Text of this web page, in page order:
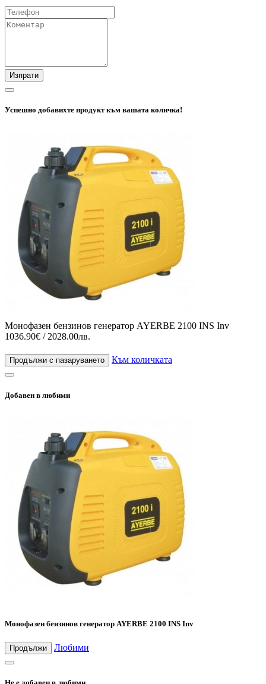
Изпрати
Успешно добавихте продукт към вашата количка!
Монофазен бензинов генератор AYERBE 2100 INS Inv
1036.90€ / 2028.00лв.
Продължи с пазаруването Към количката
Добавен в любими
Монофазен бензинов генератор AYERBE 2100 INS Inv
Продължи Любими